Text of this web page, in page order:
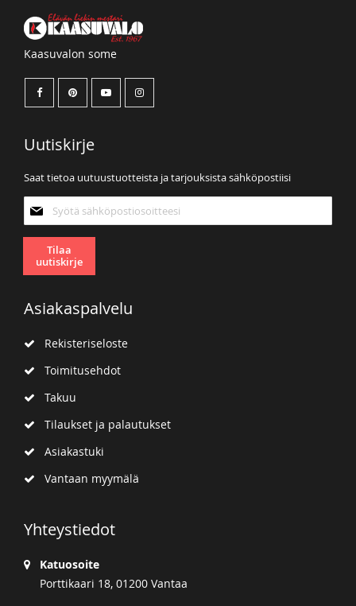
Kaasuvalon some
Uutiskirje
Saat tietoa uutuustuotteista ja tarjouksista sähköpostiisi
uutiskirjeemme:
Tilaa
uutiskirje
Asiakaspalvelu
Rekisteriseloste
Toimitusehdot
Takuu
Tilaukset ja palautukset
Asiakastuki
Vantaan myymälä
Yhteystiedot
Katuosoite
Porttikaari 18, 01200 Vantaa